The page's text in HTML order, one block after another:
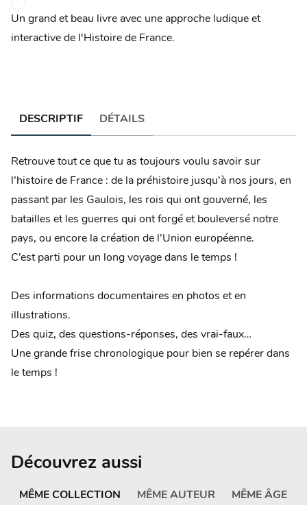
Un grand et beau livre avec une approche ludique et
interactive de l'Histoire de France.
DESCRIPTIF DÉTAILS
Retrouve tout ce que tu as toujours voulu savoir sur
l’histoire de France : de la préhistoire jusqu’à nos jours, en
passant par les Gaulois, les rois qui ont gouverné, les
batailles et les guerres qui ont forgé et bouleversé notre
pays, ou encore la création de l’Union européenne.
C’est parti pour un long voyage dans le temps !
Des informations documentaires en photos et en
illustrations.
Des quiz, des questions-réponses, des vrai-faux…
Une grande frise chronologique pour bien se repérer dans
le temps !
Découvrez aussi
MÊME COLLECTION MÊME AUTEUR MÊME ÂGE